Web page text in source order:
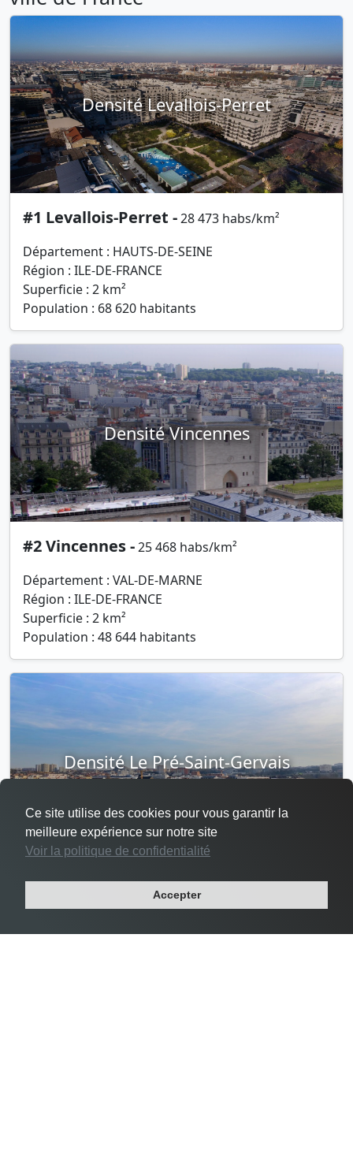
Densité Levallois-Perret
#1 Levallois-Perret -28 473 habs/km²
Département : HAUTS-DE-SEINE
Région : ILE-DE-FRANCE
Superficie : 2 km²
Population : 68 620 habitants
Densité Vincennes
#2 Vincennes -25 468 habs/km²
Département : VAL-DE-MARNE
Région : ILE-DE-FRANCE
Superficie : 2 km²
Population : 48 644 habitants
Densité Le Pré-Saint-Gervais
Département : SEINE-SAINT-DENIS
Ce site utilise des cookies pour vous garantir la
meilleure expérience sur notre site
Voir la politique de confidentialité
Accepter